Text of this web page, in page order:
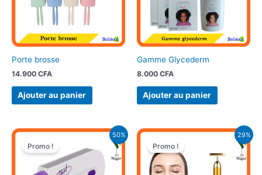
Porte brosse
14.900 CFA
Ajouter au panier
Gamme Glycederm
8.000 CFA
Ajouter au panier
50%
Promo !
Le
initial
était :
13.000 CFA.
Le
actuel
est :
6.500 CFA.
29%
Promo !
Le
prix
initial
était :
11.900 CFA.
Le
actuel
est :
8.500 CFA.